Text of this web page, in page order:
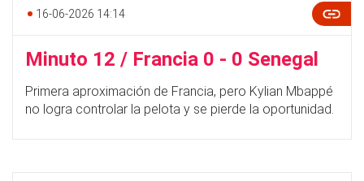
16-06-2026 14:14
Minuto 12 / Francia 0 - 0 Senegal
Primera aproximación de Francia, pero Kylian Mbappé
no logra controlar la pelota y se pierde la oportunidad.